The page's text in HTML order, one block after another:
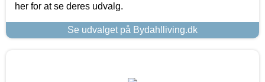
her for at se deres udvalg.
Se udvalget på Bydahlliving.dk